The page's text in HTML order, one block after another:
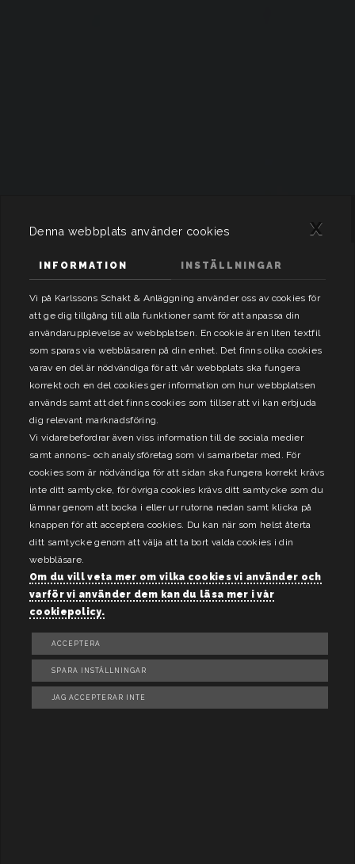
x
Denna webbplats använder cookies
INFORMATION INSTÄLLNINGAR
Vi på Karlssons Schakt & Anläggning använder oss av cookies för
att ge dig tillgång till alla funktioner samt för att anpassa din
användarupplevelse av webbplatsen. En cookie är en liten textfil
som sparas via webbläsaren på din enhet. Det finns olika cookies
varav en del är nödvändiga för att vår webbplats ska fungera
korrekt och en del cookies ger information om hur webbplatsen
används samt att det finns cookies som tillser att vi kan erbjuda
dig relevant marknadsföring.
Vi vidarebefordrar även viss information till de sociala medier
samt annons- och analysföretag som vi samarbetar med. För
cookies som är nödvändiga för att sidan ska fungera korrekt krävs
inte ditt samtycke, för övriga cookies krävs ditt samtycke som du
lämnar genom att bocka i eller ur rutorna nedan samt klicka på
knappen för att acceptera cookies. Du kan när som helst återta
ditt samtycke genom att välja att ta bort valda cookies i din
webbläsare.
Om du vill veta mer om vilka cookies vi använder och
varför vi använder dem kan du läsa mer i vår
cookiepolicy.
JAG ACCEPTERAR INTE
SPARA INSTÄLLNINGAR
ACCEPTERA